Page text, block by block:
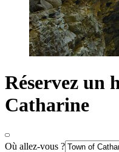
Réservez un
Catharine
Où allez-vous ?